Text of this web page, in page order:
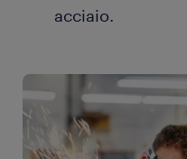
acciaio.